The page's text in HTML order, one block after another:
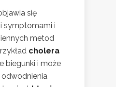
się
symptomami i
metod
cholera
biegunki i może